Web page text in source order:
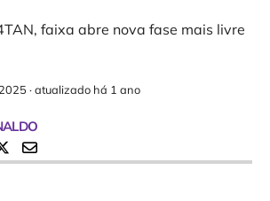
faixa abre nova fase mais livre
·atualizado há 1 ano